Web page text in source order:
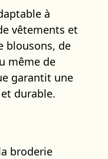
à
vêtements et
blousons, de
même de
garantit une
durable.
broderie